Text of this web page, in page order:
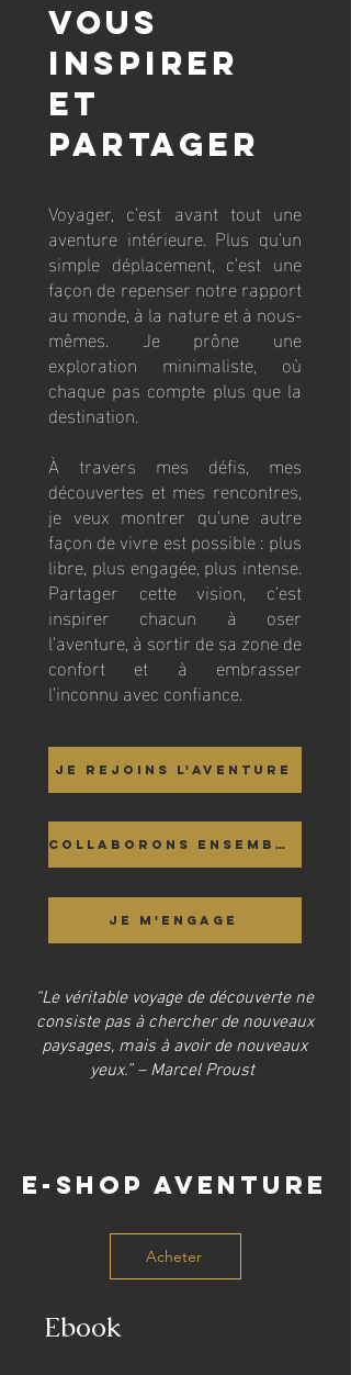
vous
INSPIRER
ET
PARTAGER
Voyager, c’est avant tout une
aventure intérieure. Plus qu’un
simple déplacement, c’est une
façon de repenser notre rapport
au monde, à la nature et à nous-
mêmes. Je prône une
exploration minimaliste, où
chaque pas compte plus que la
destination.
À travers mes défis, mes
découvertes et mes rencontres,
je veux montrer qu’une autre
façon de vivre est possible : plus
libre, plus engagée, plus intense.
Partager cette vision, c’est
inspirer chacun à oser
l’aventure, à sortir de sa zone de
confort et à embrasser
l’inconnu avec confiance.
JE REJOINS L'AVENTURE
COLLABORONS ENSEMBLE
JE M'ENGAGE
“Le véritable voyage de découverte ne
consiste pas à chercher de nouveaux
paysages, mais à avoir de nouveaux
yeux.” – Marcel Proust
E-SHOP AVENTURE
Acheter
Ebook